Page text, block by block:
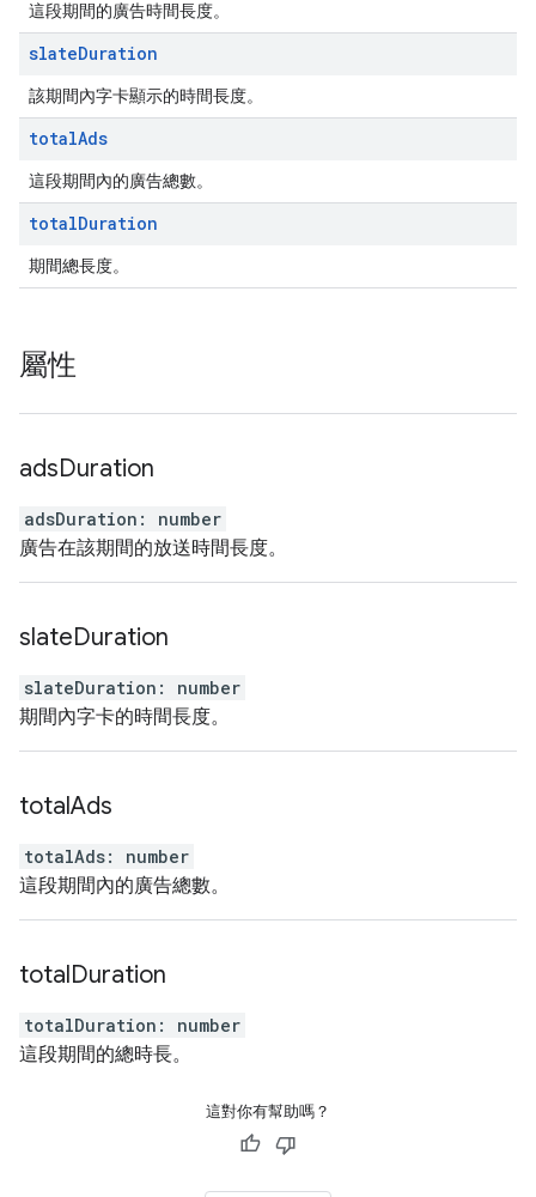
這段期間的廣告時間長度。
slateDuration
該期間內字卡顯示的時間長度。
totalAds
這段期間內的廣告總數。
totalDuration
期間總長度。
屬性
adsDuration
adsDuration :
number
廣告在該期間的放送時間長度。
slateDuration
slateDuration :
number
期間內字卡的時間長度。
totalAds
totalAds:
number
這段期間內的廣告總數。
totalDuration
totalDuration :
number
這段期間的總時長。
這對你有幫助嗎？